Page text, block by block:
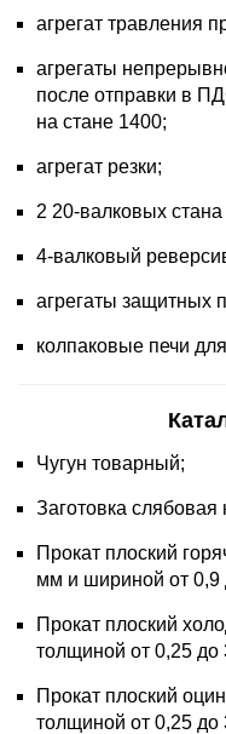
агрегат травления
агрегаты
после отправки в
на стане 1400;
агрегат резки;
2 20-валковых
4-валковый
агрегаты защитных
колпаковые печи
Чугун товарный;
Заготовка
Прокат плоский
мм и шириной от 0,9
Прокат плоский
толщиной от 0,25
Прокат плоский
толщиной от 0,25